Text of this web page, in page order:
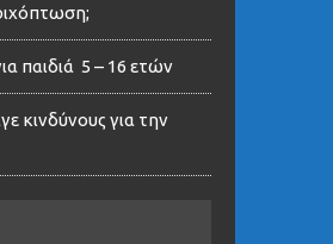
παιδιά 5 – 16 ετών
κινδύνους για την